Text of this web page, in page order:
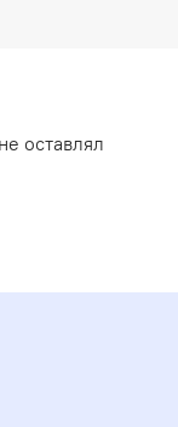
оставлял